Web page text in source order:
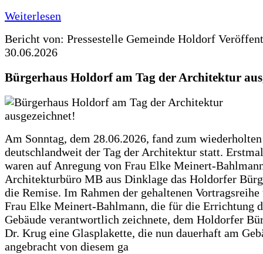
Weiterlesen
Bericht von: Pressestelle Gemeinde Holdorf
30.06.2026
Bürgerhaus Holdorf am Tag der Architektur
Am Sonntag, dem 28.06.2026, fand zum
deutschlandweit der Tag der Architektur statt.
waren auf Anregung von Frau Elke Meinert-
Architekturbüro MB aus Dinklage das Holdorfer
die Remise. Im Rahmen der gehaltenen
Frau Elke Meinert-Bahlmann, die für die Errichtung
Gebäude verantwortlich zeichnete, dem Holdorfer
Dr. Krug eine Glasplakette, die nun dauerhaft am
angebracht von diesem ga